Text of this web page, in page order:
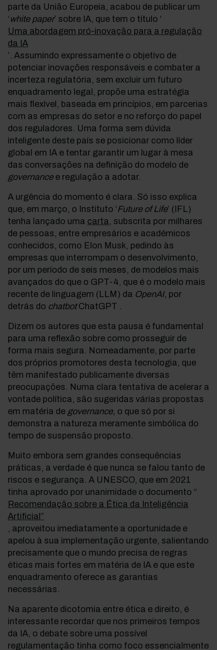
parte da União Europeia, acabou de publicar um
‘white paper’ sobre IA, que tem o título ‘
Uma abordagem pró-inovação para a regulação
da IA
’. Assumindo expressamente o objetivo de
potenciar inovações responsáveis e combater a
incerteza regulatória, sem excluir um futuro
enquadramento legal, propõe uma estratégia
mais flexível, baseada em princípios, em parcerias
com as empresas do setor e no reforço do papel
dos reguladores. Uma forma sem dúvida
inteligente deste país se posicionar como líder
global em IA e tentar garantir um lugar à mesa
das conversações na definição do modelo de
governancee regulação a adotar.
A urgência do momento é clara. Só isso explica
que, em março, o Instituto ‘Future of Life’ (IFL)
tenha lançado uma carta, subscrita por milhares
de pessoas, entre empresários e académicos
conhecidos, como Elon Musk, pedindo às
empresas que interrompam o desenvolvimento,
por um período de seis meses, de modelos mais
avançados do que o GPT-4, que é o modelo mais
recente de linguagem (LLM) da OpenAI, por
detrás do chatbotChatGPT .
Dizem os autores que esta pausa é fundamental
para uma reflexão sobre como prosseguir de
forma mais segura. Nomeadamente, por parte
dos próprios promotores desta tecnologia, que
têm manifestado publicamente diversas
preocupações. Numa clara tentativa de acelerar a
vontade política, são sugeridas várias propostas
em matéria de governance, o que só por si
demonstra a natureza meramente simbólica do
tempo de suspensão proposto.
Muito embora sem grandes consequências
práticas, a verdade é que nunca se falou tanto de
riscos e segurança. A UNESCO, que em 2021
tinha aprovado por unanimidade o documento “
Recomendação sobre a Ética da Inteligência
Artificial”
, aproveitou imediatamente a oportunidade e
apelou à sua implementação urgente, salientando
precisamente que o mundo precisa de regras
éticas mais fortes em matéria de IA e que este
enquadramento oferece as garantias
necessárias.
Na aparente dicotomia entre ética e direito, é
interessante recordar que nos primeiros tempos
da IA, o debate sobre uma possível
regulamentação tinha como foco essencialmente